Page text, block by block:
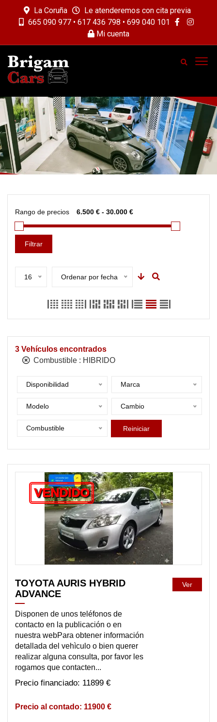
La Coruña
Le atenderemos con cita previa
665 090 977 • 617 436 798 • 699 040 101
Mi cuenta
Rango de precios
Filtrar
16 Ordenar por fecha
3 Vehículos encontrados
Combustible : HIBRIDO
Disponibilidad Marca
Modelo Cambio
Combustible Reiniciar
VENDIDO
TOYOTA AURIS HYBRID
ADVANCE
Disponen de unos teléfonos de
contacto en la publicación o en
nuestra webPara obtener información
detallada del vehìculo o bien querer
realizar alguna consulta, por favor les
rogamos que contacten...
11899 €
11900 €
Ver